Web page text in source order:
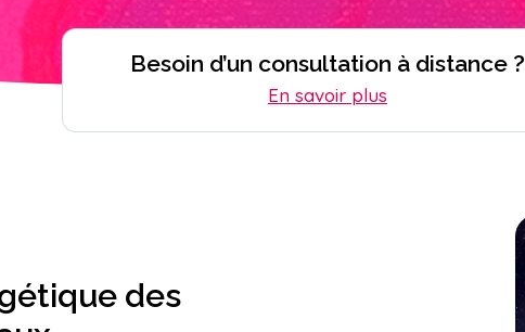
Besoin d’un consultation à distance ?
En savoir plus
des